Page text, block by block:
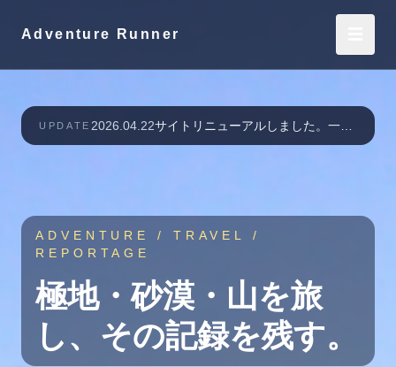
Adventure Runner
UPDATE 2026.04.22 サイトリニューアルしました。一部のコンテンツは旧ページにリンクしています（順次リニューアル予定）
ADVENTURE / TRAVEL /
REPORTAGE
極地・砂漠・山を旅
し、 その記録を残す。